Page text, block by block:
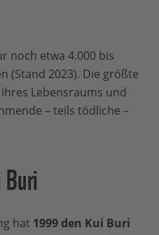
noch etwa 4.000 bis
(Stand 2023). Die größte
Lebensraums und
– teils tödliche –
hat 1999 den Kui Buri